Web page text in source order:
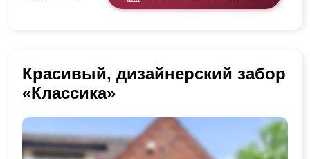
Красивый, дизайнерский забор
«Классика»